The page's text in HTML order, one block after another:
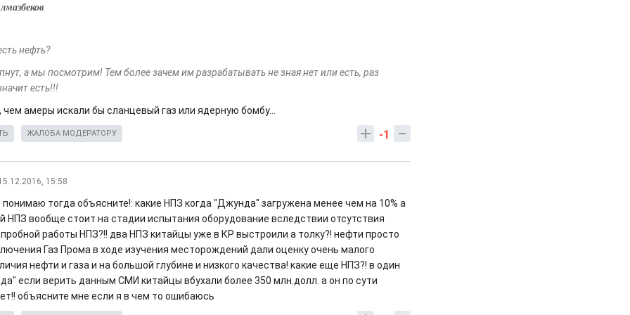
нефть?
а мы посмотрим! Тем более зачем им разрабатывать не зная нет или есть, раз
есть!!!
амеры искали бы сланцевый газ или ядерную бомбу...
-1
ЖАЛОБА МОДЕРАТОРУ
15:58
понимаю тогда объясните!: какие НПЗ когда "Джунда" загружена менее чем на 10% а
НПЗ вообще стоит на стадии испытания оборудование вследствии отсутствия
работы НПЗ?!! два НПЗ китайцы уже в КР выстроили а толку?! нефти просто
Газ Прома в ходе изучения месторождений дали оценку очень малого
нефти и газа и на большой глубине и низкого качества! какие еще НПЗ?! в один
если верить данным СМИ китайцы вбухали более 350 млн.долл. а он по сути
объясните мне если я в чем то ошибаюсь